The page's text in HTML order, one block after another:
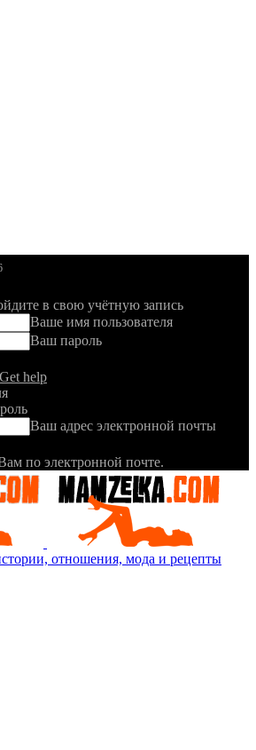
в свою учётную запись
Ваше имя пользователя
Ваш пароль
help
Ваш адрес электронной почты
по электронной почте.
отношения, мода и рецепты